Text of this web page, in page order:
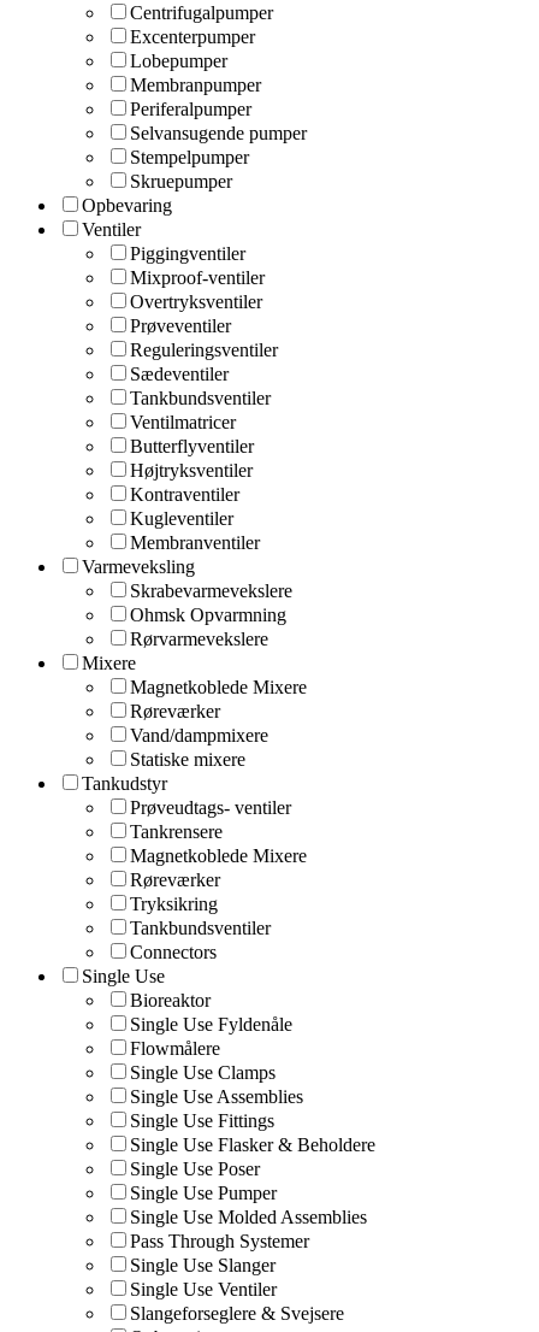
Centrifugalpumper
Excenterpumper
Lobepumper
Membranpumper
Periferalpumper
Selvansugende pumper
Stempelpumper
Skruepumper
Opbevaring
Ventiler
Piggingventiler
Mixproof-ventiler
Overtryksventiler
Prøveventiler
Reguleringsventiler
Sædeventiler
Tankbundsventiler
Ventilmatricer
Butterflyventiler
Højtryksventiler
Kontraventiler
Kugleventiler
Membranventiler
Varmeveksling
Skrabevarmevekslere
Ohmsk Opvarmning
Rørvarmevekslere
Mixere
Magnetkoblede Mixere
Røreværker
Vand/dampmixere
Statiske mixere
Tankudstyr
Prøveudtags- ventiler
Tankrensere
Magnetkoblede Mixere
Røreværker
Tryksikring
Tankbundsventiler
Connectors
Single Use
Bioreaktor
Single Use Fyldenåle
Flowmålere
Single Use Clamps
Single Use Assemblies
Single Use Fittings
Single Use Flasker & Beholdere
Single Use Poser
Single Use Pumper
Single Use Molded Assemblies
Pass Through Systemer
Single Use Slanger
Single Use Ventiler
Slangeforseglere & Svejsere